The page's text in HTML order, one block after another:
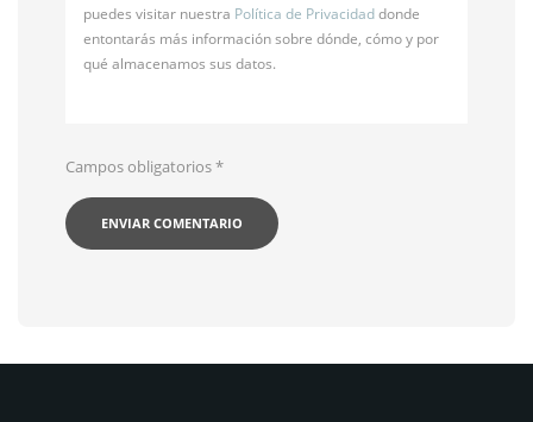
puedes visitar nuestra Política de Privacidaddonde
entontarás más información sobre dónde, cómo y por
qué almacenamos sus datos.
Campos obligatorios*